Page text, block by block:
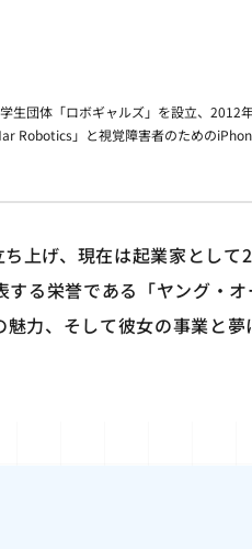
生団体「ロボギャルズ」を設立、2012
Robotics」と視覚障害者のための
上げ、現在は起業家として
る栄誉である「ヤング・オ
力、そして彼女の事業と夢